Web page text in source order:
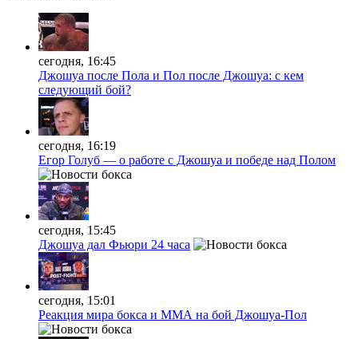
сегодня, 16:45
Джошуа после Пола и Пол после Джошуа: с кем
следующий бой?
сегодня, 16:19
Егор Голуб — о работе с Джошуа и победе над Полом
сегодня, 15:45
Джошуа дал Фьюри 24 часа
сегодня, 15:01
Реакция мира бокса и ММА на бой Джошуа-Пол